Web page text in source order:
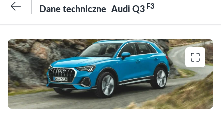
Dane techniczne Audi Q3 F3